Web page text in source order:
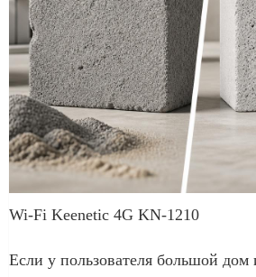
Wi-Fi Keenetic 4G KN-1210
Если у пользователя большой